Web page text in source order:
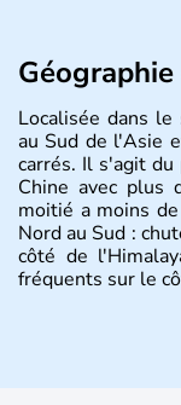
Localisée dans
au Sud de l'Asie
carrés. Il s'agit
Chine avec plus
moitié a moins
Nord au Sud :
côté de
fréquents sur le
Histoire et